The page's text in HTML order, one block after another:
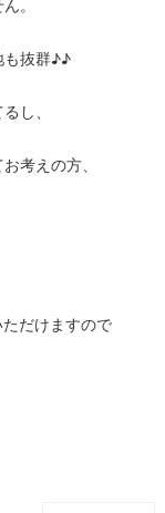
。
も抜群♪♪
し、
考えの方、
だけますので